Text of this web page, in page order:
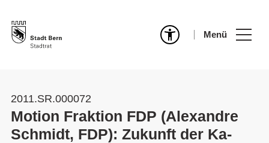
Menü
2011.SR.000072
Motion Fraktion FDP (Alexandre
Schmidt, FDP): Zukunft der Ka-